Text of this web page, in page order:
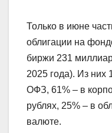
Только в июне
облигации на
биржи 231
2025 года). Из них
ОФЗ, 61% – в
рублях, 25% – в
валюте.